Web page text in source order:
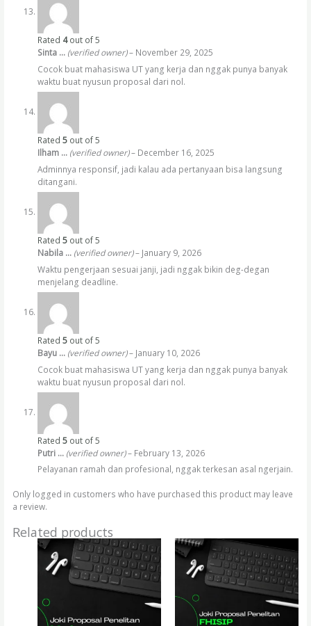
Rated 4out of 5
Sinta … (verified owner) – November 29, 2025
Cocok buat mahasiswa UT yang kerja dan nggak punya banyak
waktu buat nyusun proposal dari nol.
Rated 5out of 5
Ilham … (verified owner) – December 16, 2025
Adminnya responsif, jadi kalau ada pertanyaan bisa langsung
ditangani.
Rated 5out of 5
Nabila … (verified owner) – January 9, 2026
Waktu pengerjaan sesuai janji, jadi nggak bikin deg-degan
menjelang deadline.
Rated 5out of 5
Bayu … (verified owner) – January 10, 2026
Cocok buat mahasiswa UT yang kerja dan nggak punya banyak
waktu buat nyusun proposal dari nol.
Rated 5out of 5
Putri … (verified owner) – February 13, 2026
Pelayanan ramah dan profesional, nggak terkesan asal ngerjain.
Only logged in customers who have purchased this product may leave
a review.
Related products
Price
range:
Rp2.500.000
through
Rp3.000.000
This
product
has
multiple
variants.
The
options
range:
Rp2.500.000
through
Rp3.000.000
This
product
has
multiple
variants.
The
options